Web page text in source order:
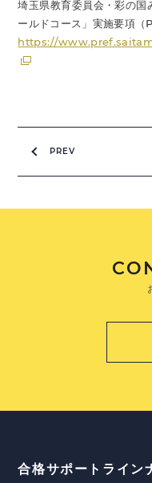
埼玉県教育委員会・彩の国
ールドコース」実施要項（
https://
PREV
合格サポートライン